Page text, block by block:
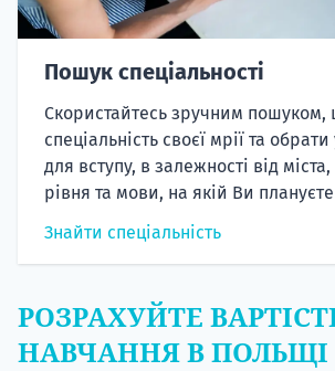
Пошук спеціальності
Скористайтесь зручним пошуком,
спеціальність своєї мрії та
для вступу, в залежності від міста,
рівня та мови, на якій Ви
Знайти спеціальність
РОЗРАХУЙТЕ
НАВЧАННЯ В ПОЛЬЩІ